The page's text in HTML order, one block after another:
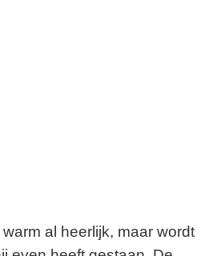
al heerlijk, maar wordt